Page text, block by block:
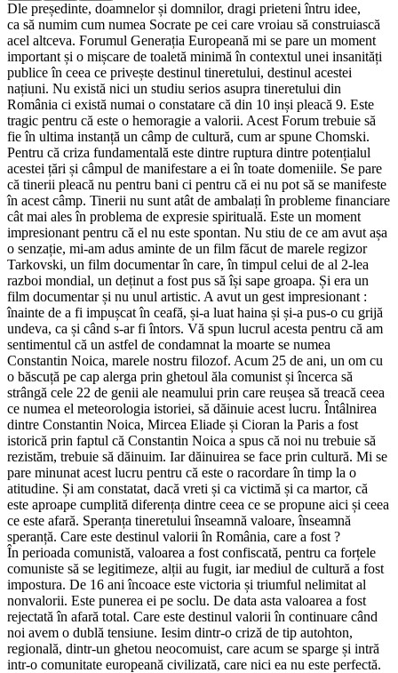
Dle președinte, doamnelor și domnilor, dragi prieteni întru idee,
ca să numim cum numea Socrate pe cei care vroiau să construiască
acel altceva. Forumul Generația Europeană mi se pare un moment
important și o mișcare de toaletă minimă în contextul unei insanități
publice în ceea ce privește destinul tineretului, destinul acestei
națiuni. Nu există nici un studiu serios asupra tineretului din
România ci există numai o constatare că din 10 inși pleacă 9. Este
tragic pentru că este o hemoragie a valorii. Acest Forum trebuie să
fie în ultima instanță un câmp de cultură, cum ar spune Chomski.
Pentru că criza fundamentală este dintre ruptura dintre potențialul
acestei țări și câmpul de manifestare a ei în toate domeniile. Se pare
că tinerii pleacă nu pentru bani ci pentru că ei nu pot să se manifeste
în acest câmp. Tinerii nu sunt atât de ambalați în probleme financiare
cât mai ales în problema de expresie spirituală. Este un moment
impresionant pentru că el nu este spontan. Nu stiu de ce am avut așa
o senzație, mi-am adus aminte de un film făcut de marele regizor
Tarkovski, un film documentar în care, în timpul celui de al 2-lea
razboi mondial, un deținut a fost pus să își sape groapa. Și era un
film documentar și nu unul artistic. A avut un gest impresionant :
înainte de a fi impușcat în ceafă, și-a luat haina și și-a pus-o cu grijă
undeva, ca și când s-ar fi întors. Vă spun lucrul acesta pentru că am
sentimentul că un astfel de condamnat la moarte se numea
Constantin Noica, marele nostru filozof. Acum 25 de ani, un om cu
o băscuță pe cap alerga prin ghetoul ăla comunist și încerca să
strângă cele 22 de genii ale neamului prin care reușea să treacă ceea
ce numea el meteorologia istoriei, să dăinuie acest lucru. Întâlnirea
dintre Constantin Noica, Mircea Eliade și Cioran la Paris a fost
istorică prin faptul că Constantin Noica a spus că noi nu trebuie să
rezistăm, trebuie să dăinuim. Iar dăinuirea se face prin cultură. Mi se
pare minunat acest lucru pentru că este o racordare în timp la o
atitudine. Și am constatat, dacă vreti și ca victimă și ca martor, că
este aproape cumplită diferența dintre ceea ce se propune aici și ceea
ce este afară. Speranța tineretului înseamnă valoare, înseamnă
speranță. Care este destinul valorii în România, care a fost ?
În perioada comunistă, valoarea a fost confiscată, pentru ca forțele
comuniste să se legitimeze, alții au fugit, iar mediul de cultură a fost
impostura. De 16 ani încoace este victoria și triumful nelimitat al
nonvalorii. Este punerea ei pe soclu. De data asta valoarea a fost
rejectată în afară total. Care este destinul valorii în continuare când
noi avem o dublă tensiune. Iesim dintr-o criză de tip autohton,
regională, dintr-un ghetou neocomuist, care acum se sparge și intră
intr-o comunitate europeană civilizată, care nici ea nu este perfectă.